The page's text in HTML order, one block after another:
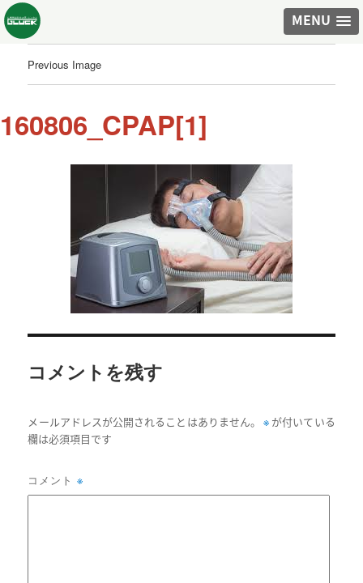
MENU
Previous Image
160806_CPAP[1]
コメントを残す
メールアドレスが公開されることはありません。 ※ が付いている
欄は必須項目です
コメント※